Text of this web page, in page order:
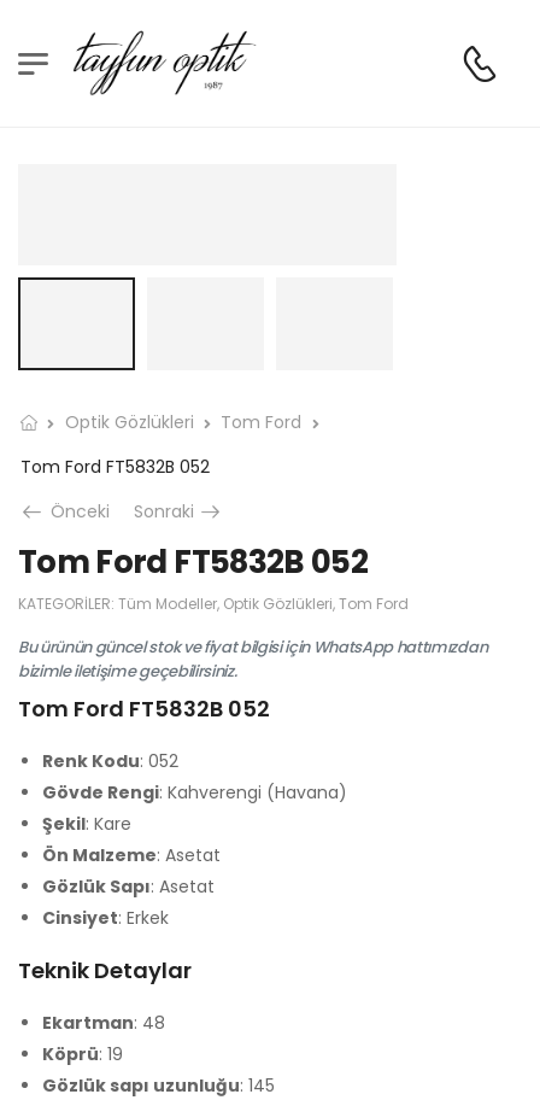
Optik Gözlükleri
Tom Ford
Tom Ford FT5832B 052
Önceki
Sonraki
Tom Ford FT5832B 052
KATEGORILER: Tüm Modeller, Optik Gözlükleri,Tom Ford
Bu ürünün güncel stok ve fiyat bilgisi için WhatsApp hattımızdan
bizimle iletişime geçebilirsiniz.
Tom Ford FT5832B 052
Renk Kodu: 052
Gövde Rengi: Kahverengi (Havana)
Şekil: Kare
Ön Malzeme: Asetat
Gözlük Sapı: Asetat
Cinsiyet: Erkek
Teknik Detaylar
Ekartman: 48
Köprü: 19
Gözlük sapı uzunluğu: 145